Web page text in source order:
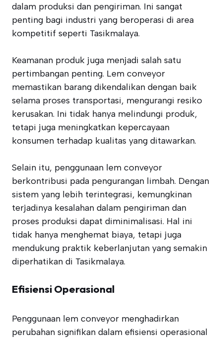
dalam produksi dan pengiriman. Ini sangat
penting bagi industri yang beroperasi di area
kompetitif seperti Tasikmalaya.
Keamanan produk juga menjadi salah satu
pertimbangan penting. Lem conveyor
memastikan barang dikendalikan dengan baik
selama proses transportasi, mengurangi resiko
kerusakan. Ini tidak hanya melindungi produk,
tetapi juga meningkatkan kepercayaan
konsumen terhadap kualitas yang ditawarkan.
Selain itu, penggunaan lem conveyor
berkontribusi pada pengurangan limbah. Dengan
sistem yang lebih terintegrasi, kemungkinan
terjadinya kesalahan dalam pengiriman dan
proses produksi dapat diminimalisasi. Hal ini
tidak hanya menghemat biaya, tetapi juga
mendukung praktik keberlanjutan yang semakin
diperhatikan di Tasikmalaya.
Efisiensi Operasional
Penggunaan lem conveyor menghadirkan
perubahan signifikan dalam efisiensi operasional